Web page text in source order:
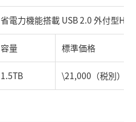
省電力機能搭載 USB 2.0 外付型HD
容量 標準価格
1.5TB \21,000（税別）